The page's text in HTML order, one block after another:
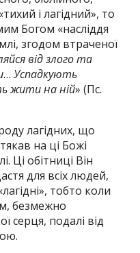
і лагідний», то
Богом «насліддя
згодом втраченої
від злого та
…Успадкують
жити на ній» (Пс.
лагідних, що
на ці Божі
Ці обітниці Він
для всіх людей,
тобто коли
безмежно
серця, подалі від